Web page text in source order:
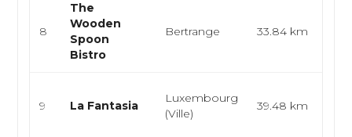
8
The
Wooden
Spoon
Bistro
Bertrange 33.84 km
9 La Fantasia
Luxembourg
(Ville)
39.48 km